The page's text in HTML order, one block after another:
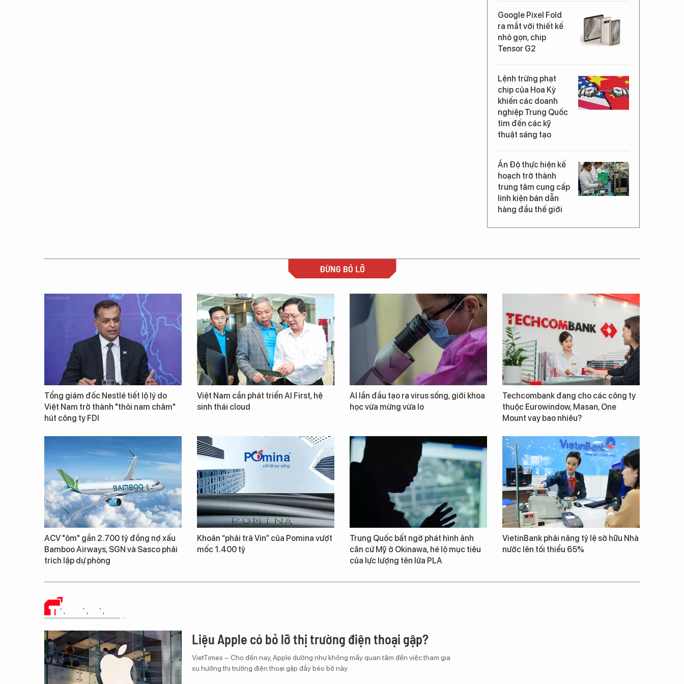
Google Pixel Fold
ra mắt với thiết kế
nhỏ gọn, chip
Tensor G2
Lệnh trừng phạt
chip của Hoa Kỳ
khiến các doanh
nghiệp Trung Quốc
tìm đến các kỹ
thuật sáng tạo
Ấn Độ thực hiện kế
hoạch trở thành
trung tâm cung cấp
linh kiện bán dẫn
hàng đầu thế giới
ĐỪNG BỎ LỠ
Tổng giám đốc Nestlé tiết lộ lý do
Việt Nam trở thành "thỏi nam châm"
hút công ty FDI
Việt Nam cần phát triển AI First, hệ
sinh thái cloud
AI lần đầu tạo ra virus sống, giới khoa
học vừa mừng vừa lo
Techcombank đang cho các công ty
thuộc Eurowindow, Masan, One
Mount vay bao nhiêu?
ACV "ôm" gần 2.700 tỷ đồng nợ xấu
Bamboo Airways, SGN và Sasco phải
trích lập dự phòng
Khoản “phải trả Vin” của Pomina vượt
mốc 1.400 tỷ
Trung Quốc bất ngờ phát hình ảnh
căn cứ Mỹ ở Okinawa, hé lộ mục tiêu
của lực lượng tên lửa PLA
VietinBank phải nâng tỷ lệ sở hữu Nhà
nước lên tối thiểu 65%
TIN CÔNG NGHỆ
Liệu Apple có bỏ lỡ thị trường điện thoại gập?
VietTimes – Cho đến nay, Apple dường như không mấy quan tâm đến việc tham gia
xu hướng thị trường điện thoại gập đầy béo bở này.